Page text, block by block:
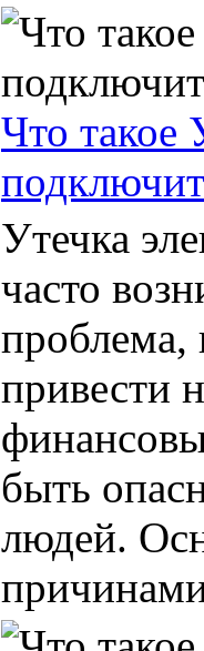
Что такое
Утечка
часто
проблема,
привести
быть
людей.